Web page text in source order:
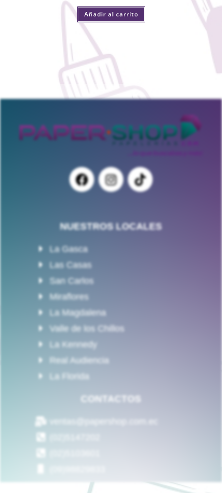
Añadir al carrito
NUESTROS LOCALES
La Gasca
Las Casas
San Carlos
Miraflores
La Magdalena
Valle de los Chillos
La Kennedy
Real Audiencia
La Florida
CONTACTOS
ventas@papershop.com.ec